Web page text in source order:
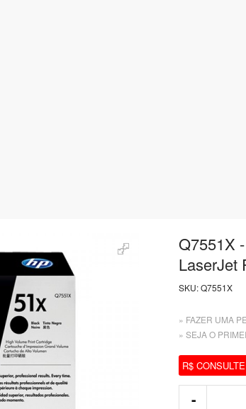
Q7551X
LaserJet
SKU:Q7551X
» FAZER UMA
» SEJA O
R$ CONSULTE